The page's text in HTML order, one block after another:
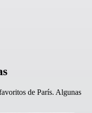
de París. Algunas